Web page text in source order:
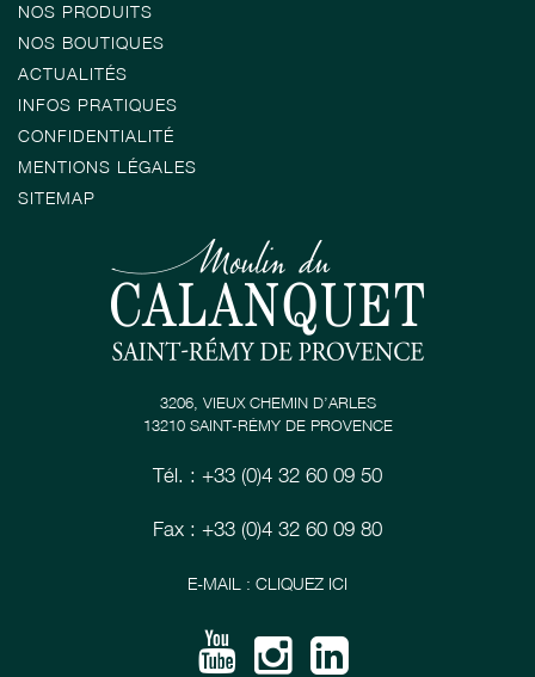
NOS PRODUITS
NOS BOUTIQUES
ACTUALITÉS
INFOS PRATIQUES
CONFIDENTIALITÉ
MENTIONS LÉGALES
SITEMAP
3206, VIEUX CHEMIN D’ARLES
13210 SAINT-RÉMY DE PROVENCE
Tél. : +33 (0)4 32 60 09 50
Fax : +33 (0)4 32 60 09 80
E-MAIL : CLIQUEZ ICI